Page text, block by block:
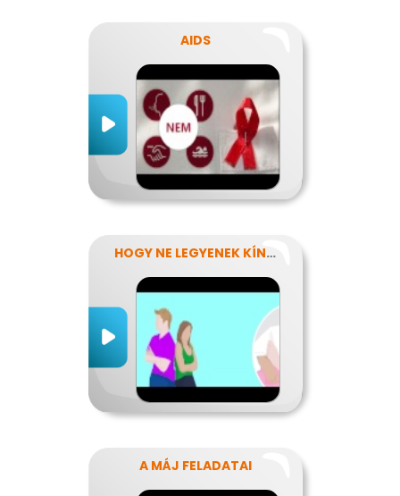
AIDS
HOGY NE LEGYENEK KÍNOS TITKOK
A MÁJ FELADATAI